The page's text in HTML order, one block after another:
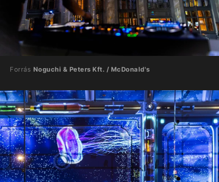
Forrás Noguchi & Peters Kft. / McDonald's